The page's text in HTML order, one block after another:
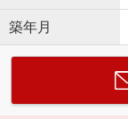
築年月